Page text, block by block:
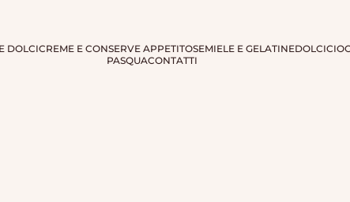
DOLCICREME E CONSERVE APPETITOSEMIELE E GELATINEDOLCI
PASQUACONTATTI